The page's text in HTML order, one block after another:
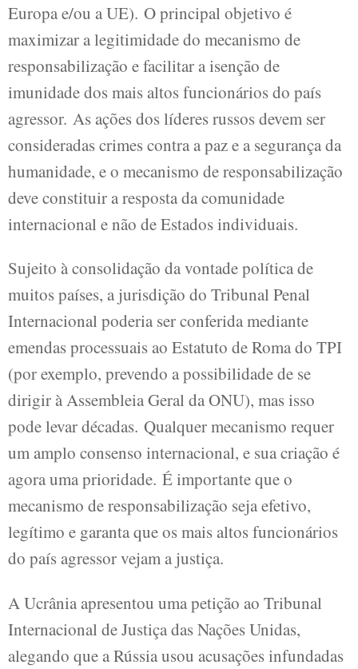
Europa e/ou a UE). O principal objetivo é
maximizar a legitimidade do mecanismo de
responsabilização e facilitar a isenção de
imunidade dos mais altos funcionários do país
agressor. As ações dos líderes russos devem ser
consideradas crimes contra a paz e a segurança da
humanidade, e o mecanismo de responsabilização
deve constituir a resposta da comunidade
internacional e não de Estados individuais.
Sujeito à consolidação da vontade política de
muitos países, a jurisdição do Tribunal Penal
Internacional poderia ser conferida mediante
emendas processuais ao Estatuto de Roma do TPI
(por exemplo, prevendo a possibilidade de se
dirigir à Assembleia Geral da ONU), mas isso
pode levar décadas. Qualquer mecanismo requer
um amplo consenso internacional, e sua criação é
agora uma prioridade. É importante que o
mecanismo de responsabilização seja efetivo,
legítimo e garanta que os mais altos funcionários
do país agressor vejam a justiça.
A Ucrânia apresentou uma petição ao Tribunal
Internacional de Justiça das Nações Unidas,
alegando que a Rússia usou acusações infundadas